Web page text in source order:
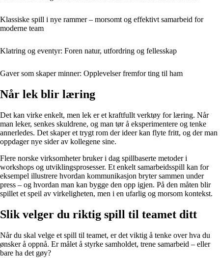
Klassiske spill i nye rammer – morsomt og effektivt samarbeid for
moderne team
Klatring og eventyr: Foren natur, utfordring og fellesskap
Gaver som skaper minner: Opplevelser fremfor ting til ham
Når lek blir læring
Det kan virke enkelt, men lek er et kraftfullt verktøy for læring. Når
man leker, senkes skuldrene, og man tør å eksperimentere og tenke
annerledes. Det skaper et trygt rom der ideer kan flyte fritt, og der man
oppdager nye sider av kollegene sine.
Flere norske virksomheter bruker i dag spillbaserte metoder i
workshops og utviklingsprosesser. Et enkelt samarbeidsspill kan for
eksempel illustrere hvordan kommunikasjon bryter sammen under
press – og hvordan man kan bygge den opp igjen. På den måten blir
spillet et speil av virkeligheten, men i en ufarlig og morsom kontekst.
Slik velger du riktig spill til teamet ditt
Når du skal velge et spill til teamet, er det viktig å tenke over hva du
ønsker å oppnå. Er målet å styrke samholdet, trene samarbeid – eller
bare ha det gøy?